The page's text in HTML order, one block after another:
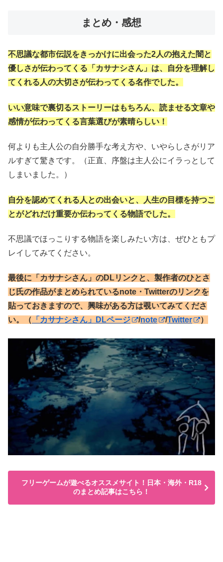
まとめ・感想
不思議な都市伝説をきっかけに出会った2人の抱えた闇と
優しさが伝わってくる「カサナシさん」は、自分を理解し
てくれる人の大切さが伝わってくる名作でした。
いい意味で裏切るストーリーはもちろん、読ませる文章や
感情が伝わってくる言葉選びが素晴らしい！
何よりも主人公の自分勝手な考え方や、いやらしさがリア
ルすぎて驚きです。（正直、序盤は主人公にイラっとして
しまいました。）
自分を認めてくれる人との出会いと、人生の目標を持つこ
とがどれだけ重要か伝わってくる物語でした。
不思議でほっこりする物語を楽しみたい方は、ぜひともプ
レイしてみてください。
最後に「カサナシさん」のDLリンクと、製作者のひとさ
じ氏の作品がまとめられているnote・Twitterのリンクを
貼っておきますので、興味がある方は覗いてみてくださ
い。（ 「カサナシさん」DLページ /note /Twitter ）
フリーゲームが遊べるオススメサイト！日本・海外・R18
のまとめ記事はこちら！